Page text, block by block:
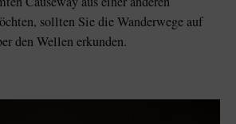
sollten Sie die Wanderwege auf
den Wellen erkunden.